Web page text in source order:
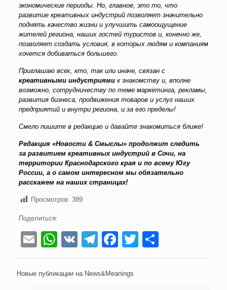
экономические периоды. Но, главное, это то, что
развитие креативных индустрий позволяет значительно
поднять качество жизни и улучшить самоощущение
жителей региона, наших гостей туристов и, конечно же,
позволяет создать условия, в которых людям и компаниям
хочется добиваться большего.
Приглашаю всех, кто, так или иначе, связан с
креативными индустриямик знакомству и, вполне
возможно, сотрудничеству по теме маркетинга, рекламы,
развития бизнеса, продвижения товаров и услуг наших
предприятий и внутри региона, и за его пределы!
Смело пишите в редакцию и давайте знакомиться ближе!
Редакция «Новости & Смыслы» продолжит следить
за развитием креативных индустрий в Сочи, на
территории Краснодарского края и по всему Югу
России, а о самом интересном мы обязательно
расскажем на наших страницах!
Просмотров: 389
Поделиться:
EmailWhatsApp
VKTelegram
Facebook
Twitter
Новые публикации на News&Meanings